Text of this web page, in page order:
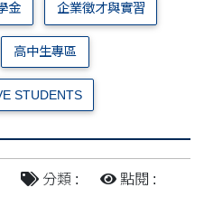
金 企業徵才與實習
高中生專區
STUDENTS
分類 : 點閱 :